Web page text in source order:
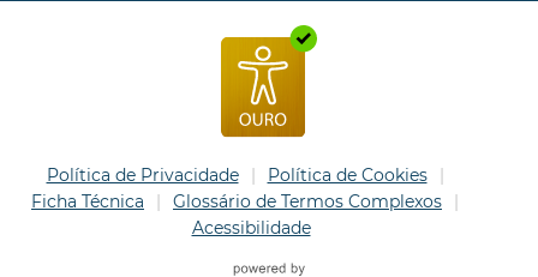
Política de Privacidade
Política de Cookies
Ficha Técnica
Glossário de Termos Complexos
Acessibilidade